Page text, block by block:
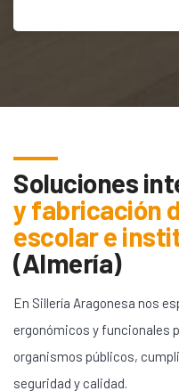
Soluciones
y fabricación
escolar e
(Almería)
En Sillería Aragonesa nos
ergonómicos y funcionales
organismos públicos,
seguridad y calidad.